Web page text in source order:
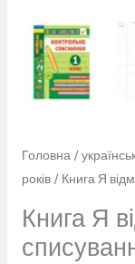
Головна/
років/ Книга Я
Книга Я